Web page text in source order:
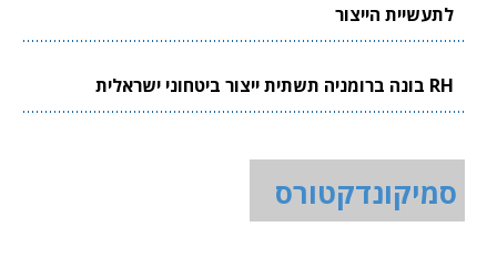
לתעשיית הייצור
RH בונה ברומניה תשתית ייצור ביטחוני ישראלית
סמיקונדקטורס